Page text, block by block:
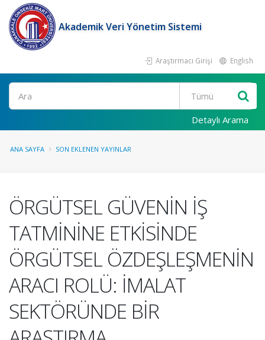
Akademik Veri Yönetim Sistemi
Araştırmacı Girişi English
Ara
Detaylı Arama
ANA SAYFA SON EKLENEN YAYINLAR
ÖRGÜTSEL GÜVENİN İŞ
TATMİNİNE ETKİSİNDE
ÖRGÜTSEL ÖZDEŞLEŞMENİN
ARACI ROLÜ: İMALAT
SEKTÖRÜNDE BİR